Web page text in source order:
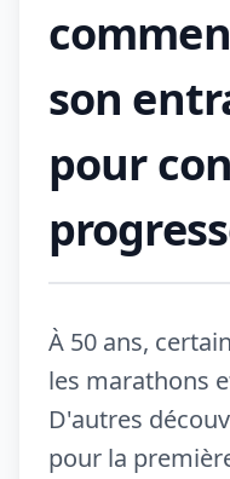
son
pour
À 50 ans,
les marathons
D'autres
pour la